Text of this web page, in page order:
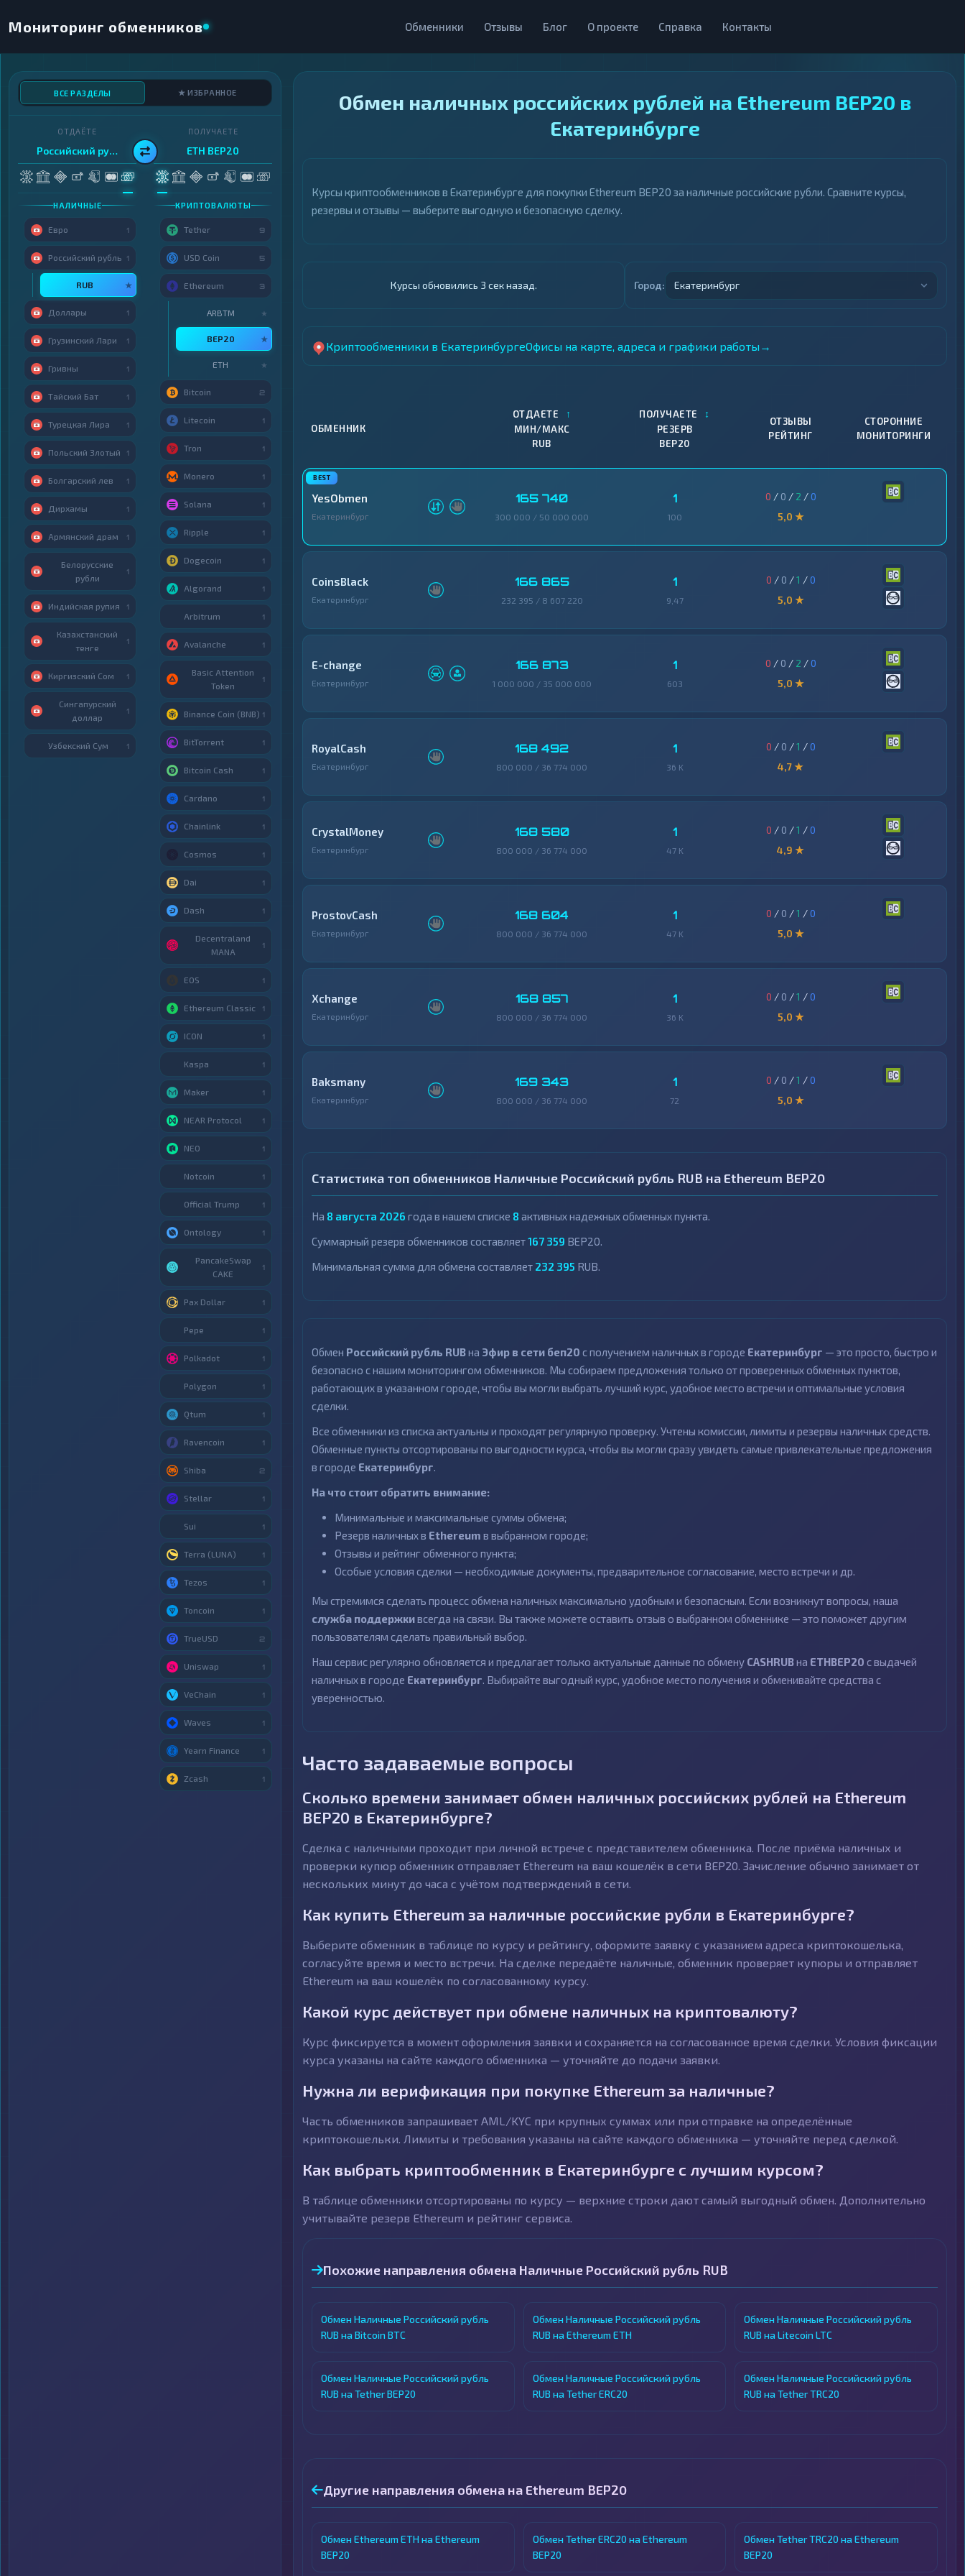
Мониторинг обменников Обменники Отзывы Блог О проекте Справка Контакты
Обмен наличных российских рублей на Ethereum BEP20 в
Екатеринбурге
Курсы криптообменников в Екатеринбурге для покупки Ethereum BEP20 за наличные российские рубли. Сравните курсы,
резервы и отзывы — выберите выгодную и безопасную сделку.
Курсы обновились 4 сек назад. Город: Екатеринбург
Криптообменники в ЕкатеринбургеОфисы на карте, адреса и графики работы →
ОБМЕННИК
ОТДАЕТЕ ↑
МИН/МАКС
RUB
ПОЛУЧАЕТЕ ↕
РЕЗЕРВ
BEP20
ОТЗЫВЫ
РЕЙТИНГ
СТОРОННИЕ
МОНИТОРИНГИ
YesObmen
Екатеринбург
165 740
300 000 / 50 000 000
1
100
0 / 0 / 2 /0
5,0 ★
CoinsBlack
Екатеринбург
166 865
232 395 / 8 607 220
1
9,47
0 / 0 /1 /0
5,0 ★
E-change
Екатеринбург
166 873
1 000 000 / 35 000 000
1
603
0 / 0 / 2 /0
5,0 ★
RoyalCash
Екатеринбург
168 492
800 000 / 36 774 000
1
36 K
0 / 0 /1 /0
4,7 ★
CrystalMoney
Екатеринбург
168 580
800 000 / 36 774 000
1
47 K
0 / 0 /1 /0
4,9 ★
ProstovCash
Екатеринбург
168 604
800 000 / 36 774 000
1
47 K
0 / 0 /1 /0
5,0 ★
Xchange
Екатеринбург
168 857
800 000 / 36 774 000
1
36 K
0 / 0 /1 /0
5,0 ★
Baksmany
Екатеринбург
169 343
800 000 / 36 774 000
1
72
0 / 0 /1 /0
5,0 ★
Статистика топ обменников Наличные Российский рубль RUB на Ethereum BEP20
На 8 августа 2026 года в нашем списке 8 активных надежных обменных пункта.
Суммарный резерв обменников составляет167 359 BEP20.
Минимальная сумма для обмена составляет 232 395 RUB.
Обмен Российский рубль RUBна Эфир в сети беп20 с получением наличных в городе Екатеринбург — это просто, быстро и
безопасно с нашим мониторингом обменников. Мы собираем предложения только от проверенных обменных пунктов,
работающих в указанном городе, чтобы вы могли выбрать лучший курс, удобное место встречи и оптимальные условия
сделки.
Все обменники из списка актуальны и проходят регулярную проверку. Учтены комиссии, лимиты и резервы наличных средств.
Обменные пункты отсортированы по выгодности курса, чтобы вы могли сразу увидеть самые привлекательные предложения
в городе Екатеринбург.
На что стоит обратить внимание:
Минимальные и максимальные суммы обмена;
Резерв наличных в Ethereum в выбранном городе;
Отзывы и рейтинг обменного пункта;
Особые условия сделки — необходимые документы, предварительное согласование, место встречи и др.
Мы стремимся сделать процесс обмена наличных максимально удобным и безопасным. Если возникнут вопросы, наша
служба поддержкивсегда на связи. Вы также можете оставить отзыв о выбранном обменнике — это поможет другим
пользователям сделать правильный выбор.
Наш сервис регулярно обновляется и предлагает только актуальные данные по обмену CASHRUBна ETHBEP20 с выдачей
наличных в городе Екатеринбург. Выбирайте выгодный курс, удобное место получения и обменивайте средства с
уверенностью.
Часто задаваемые вопросы
Сколько времени занимает обмен наличных российских рублей на Ethereum
BEP20 в Екатеринбурге?
Сделка с наличными проходит при личной встрече с представителем обменника. После приёма наличных и
проверки купюр обменник отправляет Ethereum на ваш кошелёк в сети BEP20. Зачисление обычно занимает от
нескольких минут до часа с учётом подтверждений в сети.
Как купить Ethereum за наличные российские рубли в Екатеринбурге?
Выберите обменник в таблице по курсу и рейтингу, оформите заявку с указанием адреса криптокошелька,
согласуйте время и место встречи. На сделке передаёте наличные, обменник проверяет купюры и отправляет
Ethereum на ваш кошелёк по согласованному курсу.
Какой курс действует при обмене наличных на криптовалюту?
Курс фиксируется в момент оформления заявки и сохраняется на согласованное время сделки. Условия фиксации
курса указаны на сайте каждого обменника — уточняйте до подачи заявки.
Нужна ли верификация при покупке Ethereum за наличные?
Часть обменников запрашивает AML/KYC при крупных суммах или при отправке на определённые
криптокошельки. Лимиты и требования указаны на сайте каждого обменника — уточняйте перед сделкой.
Как выбрать криптообменник в Екатеринбурге с лучшим курсом?
В таблице обменники отсортированы по курсу — верхние строки дают самый выгодный обмен. Дополнительно
учитывайте резерв Ethereum и рейтинг сервиса.
Похожие направления обмена Наличные Российский рубль RUB
Обмен Наличные Российский рубль
RUB на Bitcoin BTC
Обмен Наличные Российский рубль
RUB на Ethereum ETH
Обмен Наличные Российский рубль
RUB на Litecoin LTC
Обмен Наличные Российский рубль
RUB на Tether BEP20
Обмен Наличные Российский рубль
RUB на Tether ERC20
Обмен Наличные Российский рубль
RUB на Tether TRC20
Другие направления обмена на Ethereum BEP20
Обмен Ethereum ETH на Ethereum
BEP20
Обмен Tether ERC20 на Ethereum
BEP20
Обмен Tether TRC20 на Ethereum
BEP20
ВСЕ РАЗДЕЛЫ ★ ИЗБРАННОЕ
ОТДАЁТЕ
Российский рубль
НАЛИЧНЫЕ
Евро 1
Российский рубль 1
RUB ★
Доллары 1
Грузинский Лари 1
Гривны 1
Тайский Бат 1
Турецкая Лира 1
Польский Злотый 1
Болгарский лев 1
Дирхамы 1
Армянский драм 1
Белорусские
рубли
1
Индийская рупия 1
Казахстанский
тенге
1
Киргизский Сом 1
Сингапурский
доллар
1
Узбекский Сум 1
ПОЛУЧАЕТЕ
ETH BEP20
КРИПТОВАЛЮТЫ
Tether 9
USD Coin 5
Ethereum 3
ARBTM ★
BEP20 ★
ETH ★
Bitcoin 2
Litecoin 1
Tron 1
Monero 1
Solana 1
Ripple 1
Dogecoin 1
Algorand 1
Arbitrum 1
Avalanche 1
Basic Attention
Token
1
Binance Coin (BNB) 1
BitTorrent 1
Bitcoin Cash 1
Cardano 1
Chainlink 1
Cosmos 1
Dai 1
Dash 1
Decentraland
MANA
1
EOS 1
Ethereum Classic 1
ICON 1
Kaspa 1
Maker 1
NEAR Protocol 1
NEO 1
Notcoin 1
Official Trump 1
Ontology 1
PancakeSwap
CAKE
1
Pax Dollar 1
Pepe 1
Polkadot 1
Polygon 1
Qtum 1
Ravencoin 1
Shiba 2
Stellar 1
Sui 1
Terra (LUNA) 1
Tezos 1
Toncoin 1
TrueUSD 2
Uniswap 1
VeChain 1
Waves 1
Yearn Finance 1
Zcash 1